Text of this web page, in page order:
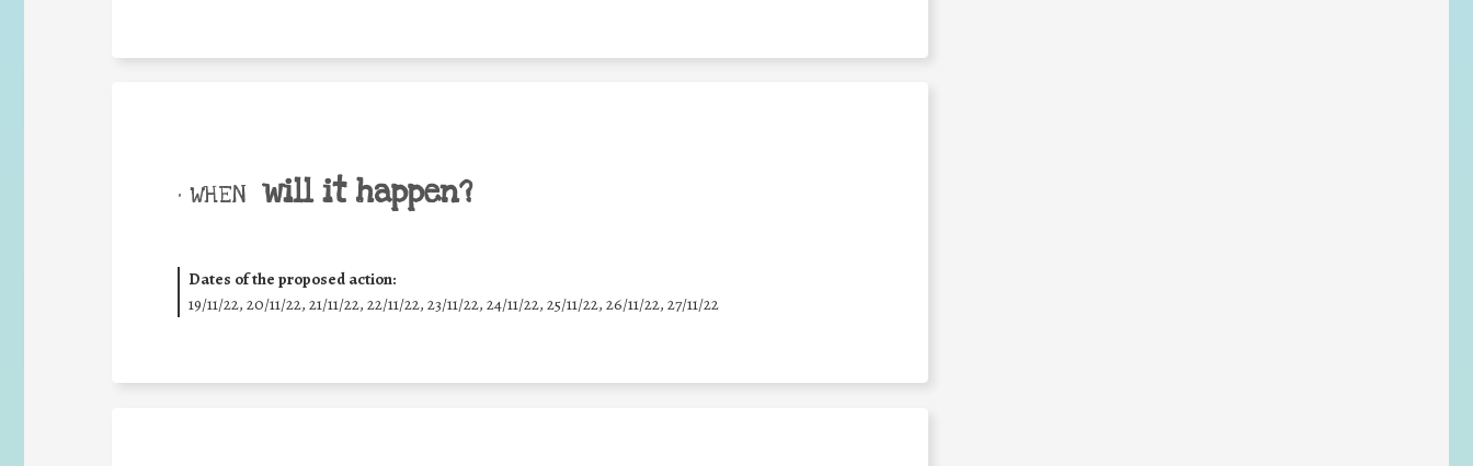
• WHEN will it happen?
Dates of the proposed action:
19/11/22, 20/11/22, 21/11/22, 22/11/22, 23/11/22, 24/11/22, 25/11/22, 26/11/22, 27/11/22